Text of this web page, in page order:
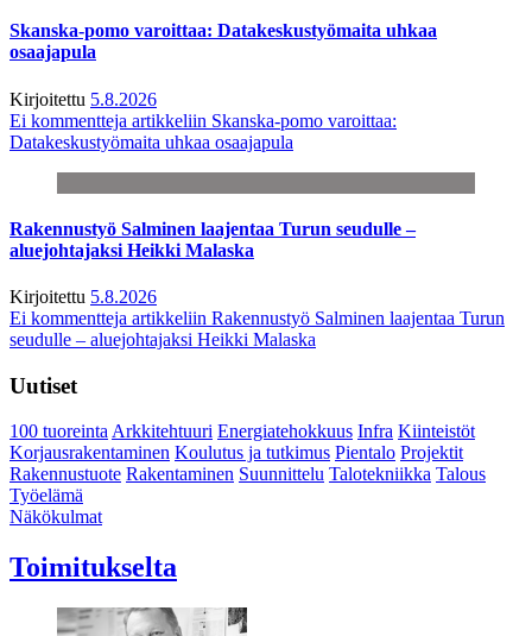
Skanska-pomo varoittaa: Datakeskustyömaita uhkaa
osaajapula
Kirjoitettu 5.8.2026
Ei kommentteja artikkeliin Skanska-pomo varoittaa:
Datakeskustyömaita uhkaa osaajapula
Rakennustyö Salminen laajentaa Turun seudulle –
aluejohtajaksi Heikki Malaska
Kirjoitettu 5.8.2026
Ei kommentteja artikkeliin Rakennustyö Salminen laajentaa Turun
seudulle – aluejohtajaksi Heikki Malaska
Uutiset
100 tuoreintaArkkitehtuuri Energiatehokkuus Infra Kiinteistöt
Korjausrakentaminen Koulutus ja tutkimus Pientalo Projektit
Rakennustuote Rakentaminen Suunnittelu Talotekniikka Talous
Työelämä
Näkökulmat
Toimitukselta